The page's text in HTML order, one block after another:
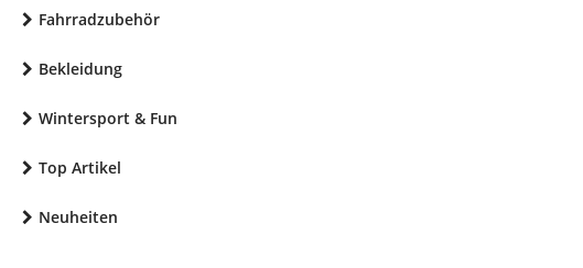
Fahrradzubehör
Bekleidung
Wintersport & Fun
Top Artikel
Neuheiten